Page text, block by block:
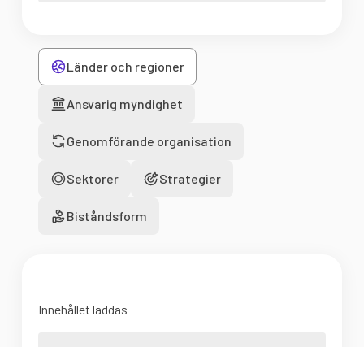
Länder och regioner
Ansvarig myndighet
Genomförande organisation
Sektorer Strategier
Biståndsform
Innehållet laddas